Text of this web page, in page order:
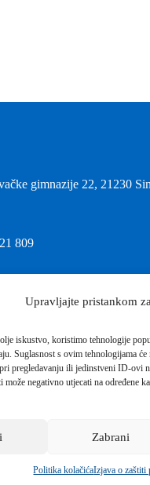
Upravljajte pristankom
iskustvo, koristimo tehnologije
Suglasnost s ovim tehnologijama
pregledavanju ili jedinstveni ID-ovi
može negativno utjecati na određene
Zabrani
Politika kolačićaIzjava o zaštiti
gimnazije 22, 21230
809
franjevacka-klasicna-
kontaktirati školu.
koja pomaže vratiti osmijeh!